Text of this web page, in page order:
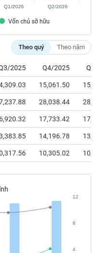
Vốn chủ sỡ hữu
Q1/2026 Q2/2026
Theo quý Theo năm
2025 Q4/2025
15,061.50
28,038.44
17,733.42
14,196.78
10,305.02
4
8
12